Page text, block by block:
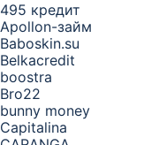
495 кредит
Apollon-займ
Baboskin.su
Belkacredit
boostra
Bro22
bunny money
Capitalina